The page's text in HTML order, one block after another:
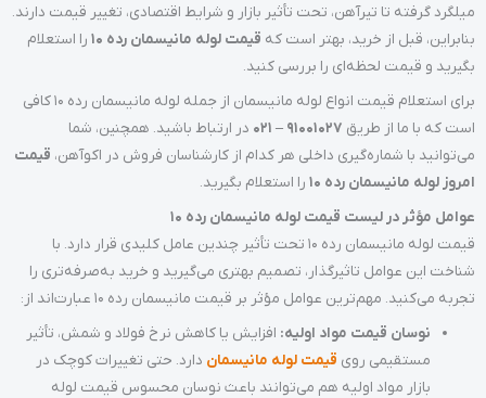
میلگرد گرفته تا تیرآهن، تحت تأثیر بازار و شرایط اقتصادی، تغییر قیمت دارند.
بنابراین، قبل از خرید، بهتر است که قیمت لوله مانیسمان رده 10
را استعلام
بگیرید و قیمت لحظه‌ای را بررسی کنید.
برای استعلام قیمت انواع لوله مانیسمان از جمله لوله مانیسمان رده 10 کافی
است که با ما از طریق 91001027 – 021
در ارتباط باشید. همچنین، شما
می‌توانید با شماره‌گیری داخلی هر کدام از کارشناسان فروش در اکوآهن، قیمت
امروز لوله مانیسمان رده 10
را استعلام بگیرید.
عوامل مؤثر در لیست قیمت لوله مانیسمان رده 10
قیمت لوله مانیسمان رده 10 تحت تأثیر چندین عامل کلیدی قرار دارد. با
شناخت این عوامل تاثیرگذار، تصمیم بهتری می‌گیرید و خرید به‌صرفه‌تری را
تجربه می‌کنید. مهم‌ترین عوامل مؤثر بر قیمت مانیسمان رده 10 عبارت‌اند از:
نوسان قیمت مواد اولیه: افزایش یا کاهش نرخ فولاد و شمش، تأثیر
مستقیمی روی قیمت لوله مانیسمان دارد. حتی تغییرات کوچک در
بازار مواد اولیه هم می‌توانند باعث نوسان محسوس قیمت لوله